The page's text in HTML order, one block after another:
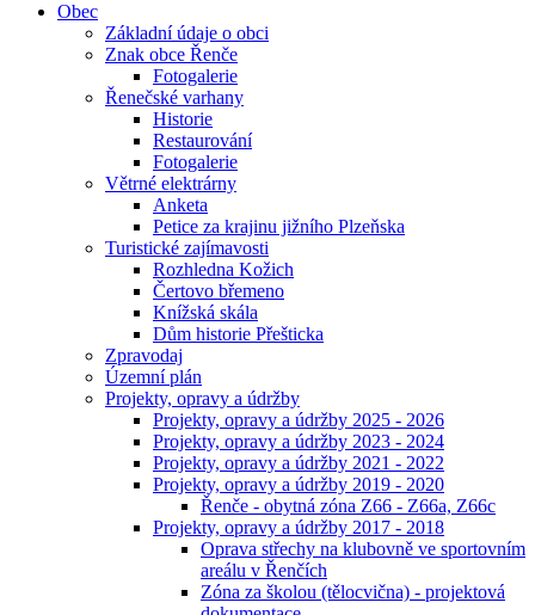
Obec
Základní údaje o obci
Znak obce Řenče
Fotogalerie
Řenečské varhany
Historie
Restaurování
Fotogalerie
Větrné elektrárny
Anketa
Petice za krajinu jižního Plzeňska
Turistické zajímavosti
Rozhledna Kožich
Čertovo břemeno
Knížská skála
Dům historie Přešticka
Zpravodaj
Územní plán
Projekty, opravy a údržby
Projekty, opravy a údržby 2025 - 2026
Projekty, opravy a údržby 2023 - 2024
Projekty, opravy a údržby 2021 - 2022
Projekty, opravy a údržby 2019 - 2020
Řenče - obytná zóna Z66 - Z66a, Z66c
Projekty, opravy a údržby 2017 - 2018
Oprava střechy na klubovně ve sportovním
areálu v Řenčích
Zóna za školou (tělocvična) - projektová